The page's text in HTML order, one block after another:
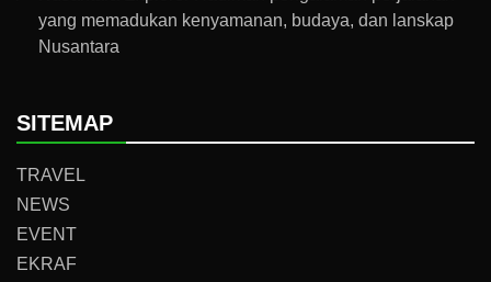
yang memadukan kenyamanan, budaya, dan lanskap
Nusantara
SITEMAP
TRAVEL
NEWS
EVENT
EKRAF